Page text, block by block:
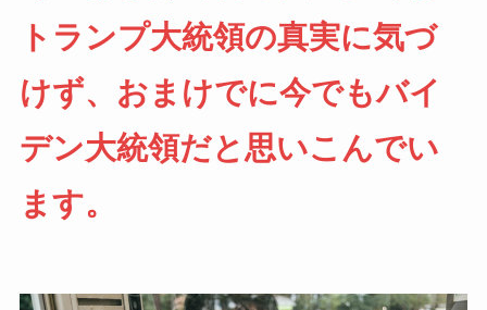
トランプ大統領の真実に気づ
けず、おまけでに今でもバイ
デン大統領だと思いこんでい
ます。